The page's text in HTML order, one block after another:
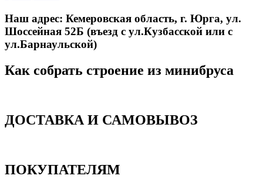
Наш адрес: Кемеровская область, г. Юрга, ул.
Шоссейная 52Б (въезд с ул.Кузбасской или с
ул.Барнаульской)
Как собрать строение из минибруса
ДОСТАВКА И САМОВЫВОЗ
ПОКУПАТЕЛЯМ